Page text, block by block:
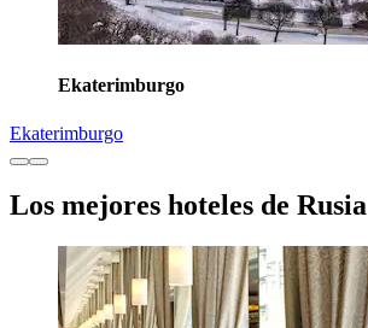
Ekaterimburgo
Ekaterimburgo
Los mejores hoteles de Rusia